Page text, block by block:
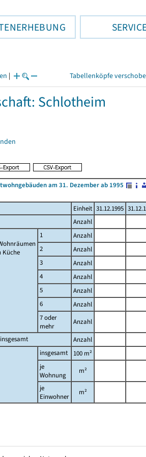
| Tabellenköpfe
Schlotheim
am 31. Dezember ab 1995
Einheit 31.12.1995
Anzahl
Küche
1 Anzahl
2
Anzahl
3
Anzahl
4
Anzahl
5
Anzahl
6
Anzahl
7 oder
mehr
Anzahl
Anzahl
insgesamt 100 m²
je
Wohnung
m²
je
Einwohner
m²